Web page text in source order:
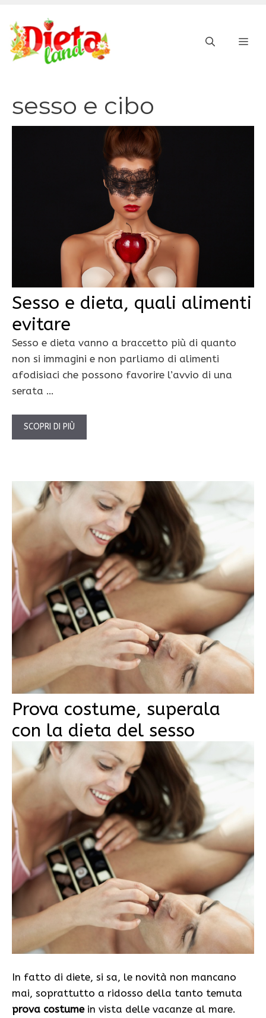
contenuto
sesso e cibo
Sesso e dieta, quali alimenti
evitare
Sesso e dieta vanno a braccetto più di quanto
non si immagini e non parliamo di alimenti
afodisiaci che possono favorire l’avvio di una
serata …
SCOPRI DI PIÙ
Prova costume, superala
con la dieta del sesso
In fatto di diete, si sa, le novità non mancano
mai, soprattutto a ridosso della tanto temuta
prova costumein vista delle vacanze al mare.